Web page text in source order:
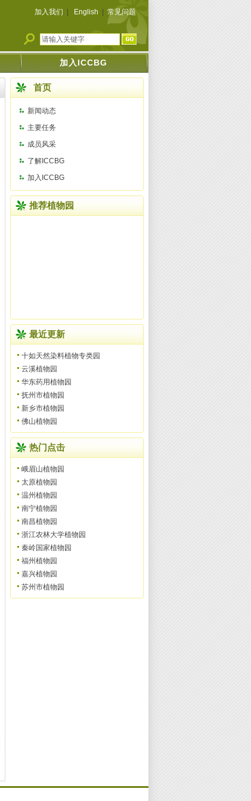
加入我们 English 常见问题
加入ICCBG
首页
新闻动态
主要任务
成员风采
了解ICCBG
加入ICCBG
推荐植物园
最近更新
十如天然染料植物专类园
云溪植物园
华东药用植物园
抚州市植物园
新乡市植物园
佛山植物园
热门点击
峨眉山植物园
太原植物园
温州植物园
南宁植物园
南昌植物园
浙江农林大学植物园
秦岭国家植物园
福州植物园
嘉兴植物园
苏州市植物园